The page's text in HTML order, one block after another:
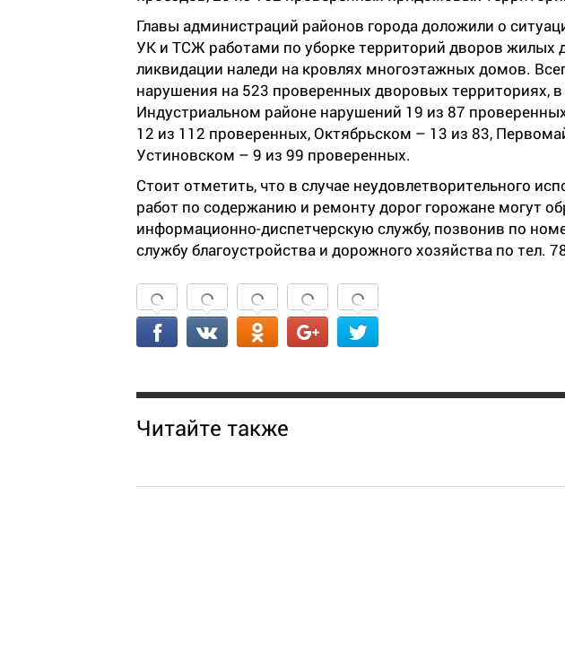
Главы администраций районов города доложили о
УК и ТСЖ работами по уборке территорий дворов жилых
ликвидации наледи на кровлях многоэтажных домов.
нарушения на 523 проверенных дворовых территориях,
Индустриальном районе нарушений 19 из 87
12 из 112 проверенных, Октябрьском – 13 из 83,
Устиновском – 9 из 99 проверенных.
Стоит отметить, что в случае неудовлетворительного
работ по содержанию и ремонту дорог горожане могут
информационно-диспетчерскую службу, позвонив по
службу благоустройства и дорожного хозяйства по тел.
Читайте также